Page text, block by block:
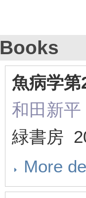
Books
魚病学第
和田新
緑書房
More